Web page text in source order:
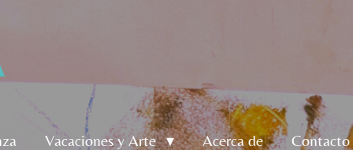
Vacaciones y Arte Acerca de Contacto